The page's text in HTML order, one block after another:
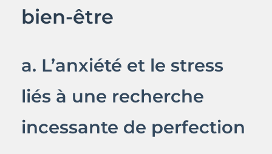
bien-être
a. L’anxiété et le stress
liés à une recherche
incessante de perfection